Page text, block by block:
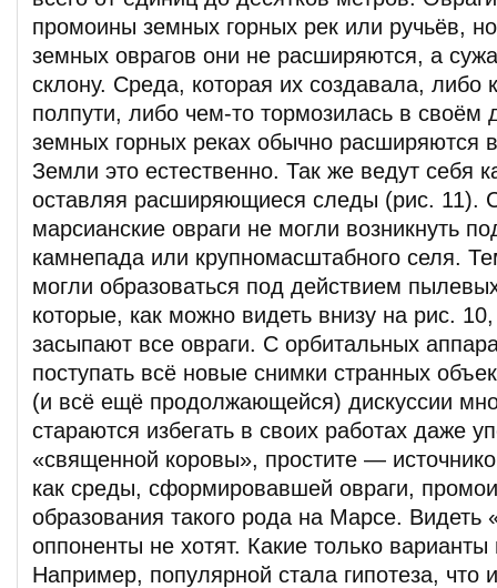
промоины земных горных рек или ручьёв,
земных оврагов они не расширяются, а
склону. Среда, которая их создавала, либо
полпути, либо чем-то тормозилась в своём
земных горных реках обычно расширяются
Земли это естественно. Так же ведут себя
оставляя расширяющиеся следы (рис. 11).
марсианские овраги не могли возникнуть
камнепада или крупномасштабного селя.
могли образоваться под действием
которые, как можно видеть внизу на рис.
засыпают все овраги. С орбитальных
поступать всё новые снимки странных
(и всё ещё продолжающейся) дискуссии
стараются избегать в своих работах даже
«священной коровы», простите —
как среды, сформировавшей овраги,
образования такого рода на Марсе. Видеть
оппоненты не хотят. Какие только
Например, популярной стала гипотеза, что